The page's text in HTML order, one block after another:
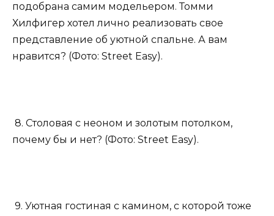
подобрана самим модельером. Томми
Хилфигер хотел лично реализовать свое
представление об уютной спальне. А вам
нравится? (Фото: Street Easy).
8. Столовая с неоном и золотым потолком,
почему бы и нет? (Фото: Street Easy).
9. Уютная гостиная с камином, с которой тоже